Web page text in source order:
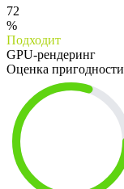
72
%
Подходит
GPU-рендеринг
Оценка пригодности